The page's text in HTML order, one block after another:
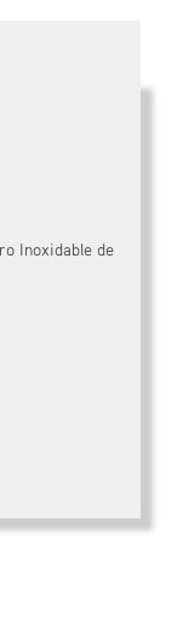
Inoxidable de